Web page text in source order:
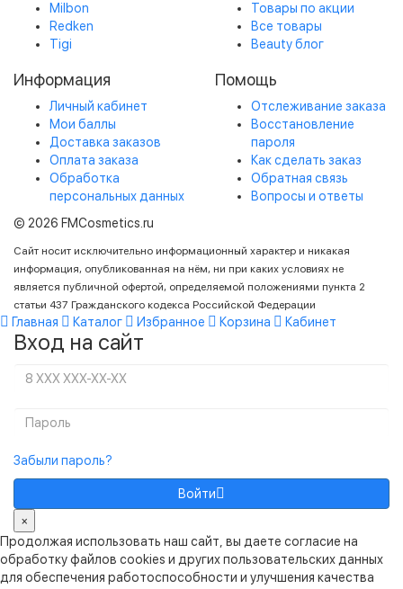
Milbon
Redken
Tigi
Товары по акции
Все товары
Beauty блог
Информация
Личный кабинет
Мои баллы
Доставка заказов
Оплата заказа
Обработка
персональных данных
Помощь
Отслеживание заказа
Восстановление
пароля
Как сделать заказ
Обратная связь
Вопросы и ответы
© 2026 FMCosmetics.ru
Сайт носит исключительно информационный характер и никакая
информация, опубликованная на нём, ни при каких условиях не
является публичной офертой, определяемой положениями пункта 2
статьи 437 Гражданского кодекса Российской Федерации
Главная Каталог Избранное Корзина Кабинет
Вход на сайт
Забыли пароль?
Войти
×
Продолжая использовать наш сайт, вы даете согласие на
обработку файлов cookies и других пользовательcких данных
для обеспечения работоспособности и улучшения качества